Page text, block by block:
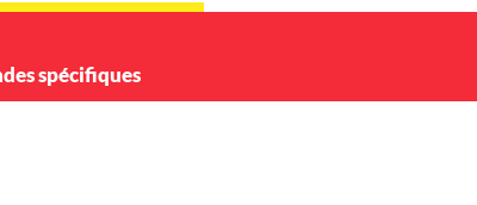
spécifiques